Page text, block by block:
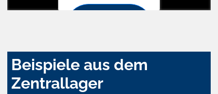
Beispiele aus dem
Zentrallager